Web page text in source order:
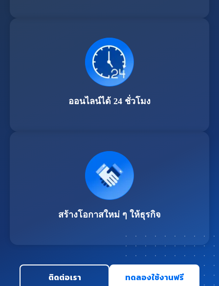
ออนไลน์ได้ 24 ชั่วโมง
สร้างโอกาสใหม่ ๆ ให้ธุรกิจ
ติดต่อเรา ทดลองใช้งานฟรี